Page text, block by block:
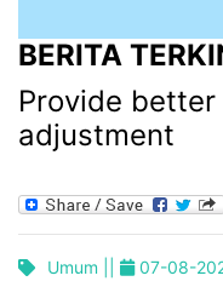
BERITA
Provide
adjustment
Umum || 07-08-